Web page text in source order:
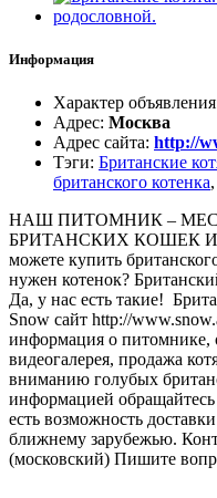
Информация
Характер объявления
Адрес: Москва
Адрес сайта: http://
Тэги: Британские
британского котенка,
НАШ ПИТОМНИК –
БРИТАНСКИХ КОШЕК И
можете купить
нужен котенок?
Да, у нас есть такие!
Snow сайт http://
информация о питомнике,
видеогалерея, продажа
вниманию голубых
информацией
есть возможность
ближнему зарубежью.
(московский) Пишите